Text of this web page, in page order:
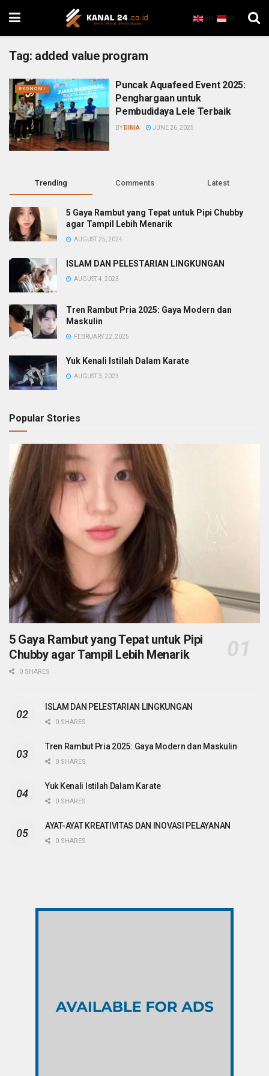
EN ID
Tag: added value program
EKONOMI
Puncak Aquafeed Event 2025:
Penghargaan untuk
Pembudidaya Lele Terbaik
BY DINIA JUNE 26, 2025
Trending Comments Latest
5 Gaya Rambut yang Tepat untuk Pipi Chubby
agar Tampil Lebih Menarik
AUGUST 25, 2024
ISLAM DAN PELESTARIAN LINGKUNGAN
AUGUST 4, 2023
Tren Rambut Pria 2025: Gaya Modern dan
Maskulin
FEBRUARY 22, 2025
Yuk Kenali Istilah Dalam Karate
AUGUST 3, 2023
Popular Stories
5 Gaya Rambut yang Tepat untuk Pipi
Chubby agar Tampil Lebih Menarik
0 SHARES
ISLAM DAN PELESTARIAN LINGKUNGAN
0 SHARES
Tren Rambut Pria 2025: Gaya Modern dan Maskulin
0 SHARES
Yuk Kenali Istilah Dalam Karate
0 SHARES
AYAT-AYAT KREATIVITAS DAN INOVASI PELAYANAN
0 SHARES